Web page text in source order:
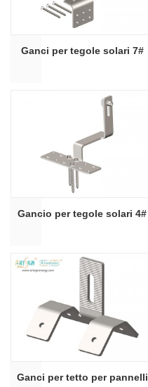
Ganci per tegole solari 7#
Gancio per tegole solari 4#
Ganci per tetto per pannelli